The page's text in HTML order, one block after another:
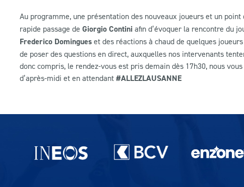
Au programme, une présentation des nouveaux joueurs et un
rapide passage de Giorgio Contini afin d’évoquer la rencontre du
Frederico Domingues et des réactions à chaud de quelques
de poser des questions en direct, auxquelles nos intervenants
donc compris, le rendez-vous est pris demain dès 17h30, nous
d’après-midi et en attendant #ALLEZLAUSANNE
Partenaires du lausanne-Sport